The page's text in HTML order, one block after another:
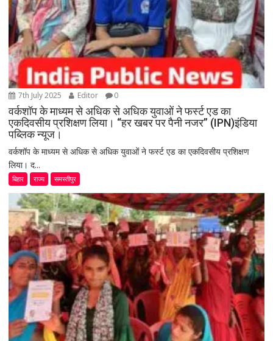
7th July 2025 Editor 0
वर्कशॉप के माध्यम से अधिक से अधिक युवाओं ने फर्स्ट एड का
एकदिवसीय प्रशिक्षण लिया। “हर खबर पर पैनी नजर” (IPN)इंडिया
पब्लिक न्यूज।
वर्कशॉप के माध्यम से अधिक से अधिक युवाओं ने फर्स्ट एड का एकदिवसीय प्रशिक्षण
लिया। द...
बिहार राज्य समस्तीपुर